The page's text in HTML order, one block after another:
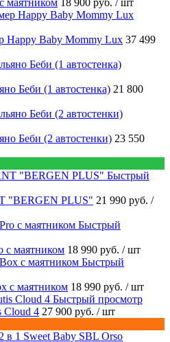
маятником 18 900 руб. / шт
Happy Baby Mommy Lux 37 499
Беби (1 автостенка) 21 800
Беби (2 автостенки) 23 550
Быстрый
"BERGEN PLUS" 21 990 руб. /
Быстрый
с маятником 18 990 руб. / шт
Быстрый
с маятником 18 990 руб. / шт
Быстрый просмотр
Cloud 4 27 900 руб. / шт